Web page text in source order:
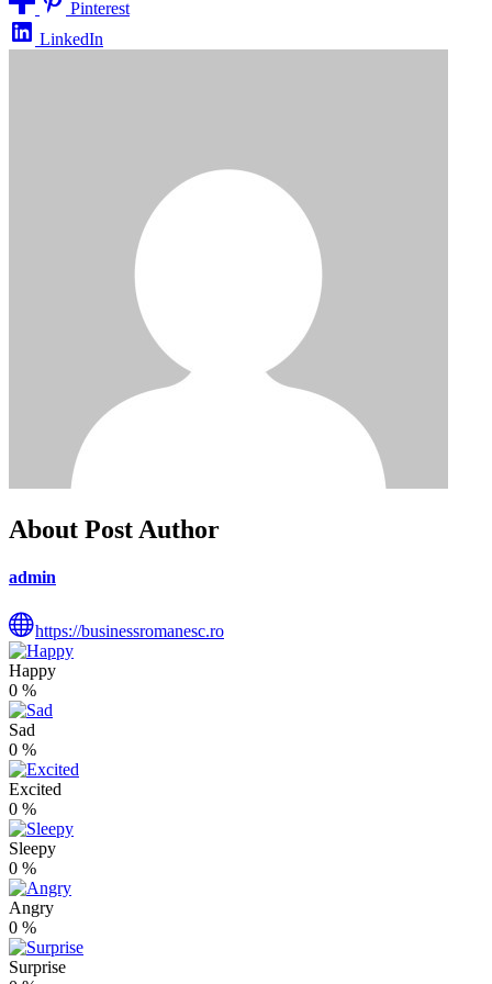
Pinterest
LinkedIn
About Post Author
admin
https://businessromanesc.ro
Happy
0 %
Sad
0 %
Excited
0 %
Sleepy
0 %
Angry
0 %
Surprise